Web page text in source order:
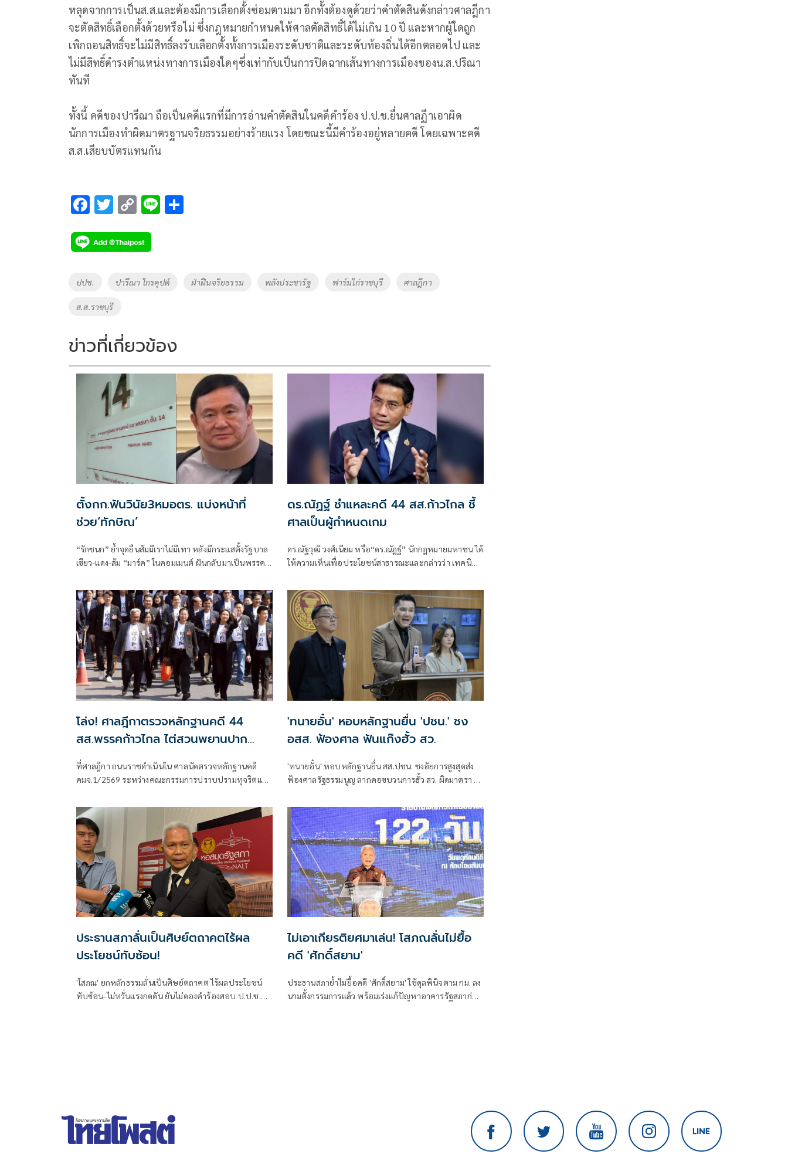
หลุดจากการเป็นส.ส.และต้องมีการเลือกตั้งซ่อมตามมา อีกทั้งต้องดูด้วยว่าคำตัดสินดังกล่าวศาลฎีกา
จะตัดสิทธิ์เลือกตั้งด้วยหรือไม่ ซึ่งกฎหมายกำหนดให้ศาลตัดสิทธิ์ได้ไม่เกิน 10 ปี และหากผู้ใดถูก
เพิกถอนสิทธิ์จะไม่มีสิทธิ์ลงรับเลือกตั้งทั้งการเมืองระดับชาติและระดับท้องถิ่นได้อีกตลอดไป และ
ไม่มีสิทธิ์ดำรงตำแหน่งทางการเมืองใดๆซึ่งเท่ากับเป็นการปิดฉากเส้นทางการเมืองของน.ส.ปริณา
ทันที
ทั้งนี้ คดีของปารีณา ถือเป็นคดีแรกที่มีการอ่านคำตัดสินในคดีคำร้อง ป.ป.ช.ยื่นศาลฏีาเอาผิด
นักการเมืองทำผิดมาตรฐานจริยธรรมอย่างร้ายแรง โดยขณะนี้มีคำร้องอยู่หลายคดี โดยเฉพาะคดี
ส.ส.เสียบบัตรแทนกัน
F
e
b
o
k
T
tt
er
C
p
y
Li
Li
Tags
ปปช. ปารีณา ไกรคุปต์ ฝ่าฝืนจริยธรรม พลังประชารัฐ ฟาร์มไก่ราชบุรี ศาลฎีกา
ส.ส.ราชบุรี
ข่าวที่เกี่ยวข้อง
ตั้งกก.ฟันวินัย3หมอตร. แบ่งหน้าที่
ช่วย‘ทักษิณ’
“รักชนก” ย้ำจุดยืนส้มมีเราไม่มีเทา หลังมีกระแสตั้งรัฐบาล
เขียว-แดง-ส้ม “มาร์ค” โนคอมเมนต์ ฝันกลับมาเป็นพรรค
ดร.ณัฏฐ์ ชำแหละคดี 44 สส.ก้าวไกล ชี้
ศาลเป็นผู้กำหนดเกม
ดร.ณัฐวุฒิ วงศ์เนียม หรือ“ดร.ณัฏฐ์” นักกฎหมายมหาชน ได้
ให้ความเห็นเพื่อประโยชน์สาธารณะและกล่าวว่า เทคนิค
โล่ง! ศาลฎีกาตรวจหลักฐานคดี 44
สส.พรรคก้าวไกล ไต่สวนพยานปาก
สุดท้าย 18 พ.ค.ปีหน้าก่อนนัดตัดสิน
ที่ศาลฎีกา ถนนราชดำเนินใน ศาลนัดตรวจหลักฐานคดี
คมจ.1/2569 ระหว่างคณะกรรมการปราบปรามทุจริตแห่ง
'ทนายอั๋น' หอบหลักฐานยื่น 'ปชน.' ชง
อสส. ฟ้องศาล ฟันแก๊งฮั้ว สว.
'ทนายอั๋น' หอบหลักฐานยื่น สส.ปชน. ชงอัยการสูงสุดส่ง
ฟ้องศาลรัฐธรรมนูญ ลากคอขบวนการฮั้ว สว. ผิดมาตรา 49
พยาน ไม่ใช่ข่มขู่
ประธานสภาลั่นเป็นศิษย์ตถาคตไร้ผล
ประโยชน์ทับซ้อน!
'โสภณ' ยกหลักธรรมลั่นเป็นศิษย์ตถาคต ไร้ผลประโยชน์
ทับซ้อน-ไม่หวั่นแรงกดดัน ยันไม่ดองคำร้องสอบ ป.ป.ช.คดี
ไม่เอาเกียรติยศมาเล่น! โสภณลั่นไม่ยื้อ
คดี 'ศักดิ์สยาม'
ประธานสภาย้ำไม่ยื้อคดี 'ศักดิ์สยาม' ใช้ดุลพินิจตาม กม. ลง
นามตั้งกรรมการแล้ว พร้อมเร่งแก้ปัญหาอาคารรัฐสภาก่อน